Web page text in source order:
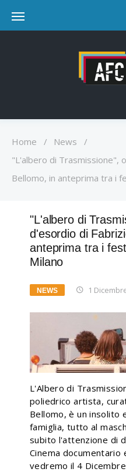
Home / News
/
"L'albero di Trasmissione",
Bellomo, in anteprima tra i
"L'albero di
d'esordio di
anteprima tra i
Milano
NEWS 1
L'Albero di
poliedrico artista,
Bellomo, è un insolito
famiglia, tutto al
subito l'attenzione di
Cinema documentario
vedremo il 4